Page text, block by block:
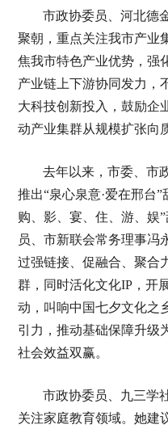
市政协委员、河北德
聚朝，重点关注我市产业
焦我市特色产业优势，强
产业链上下游协同发力，
大科技创新投入，鼓励企
动产业集群从规模扩张向
去年以来，市委、市
推出“泉心泉意·爱在邢台”
购、影、宴、住、游、娱
员、市新联会常务理事冯
过强链接、促融合、聚合
群，同时活化文化IP，开
动，叫响中国七夕文化之
引力，推动基础保障升级
社会效益双赢。
市政协委员、九三学
关注家庭教育领域。她建